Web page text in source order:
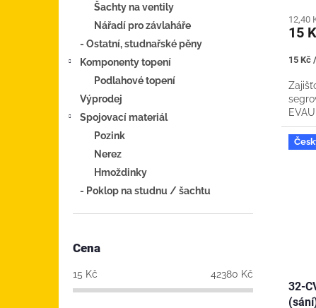
Šachty na ventily
Nářadí pro závlaháře
- Ostatní, studnařské pěny
Komponenty topení
Podlahové topení
Výprodej
Spojovací materiál
Pozink
Nerez
Hmoždinky
- Poklop na studnu / šachtu
Cena
15 Kč 42380 Kč
12,40
15
Měrná
15 Kč
32-